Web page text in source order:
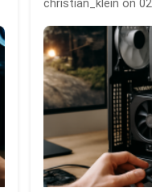
christian_klein on